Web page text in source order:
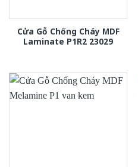
Cửa Gỗ Chống Cháy MDF
Laminate P1R2 23029